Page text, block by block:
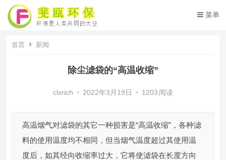
菜单
首页 新闻
除尘滤袋的“高温收缩”
clsrich • 2022年3月19日 • 1203 阅读
高温烟气对滤袋的其它一种损害是“高温收缩”，各种滤
料的使用温度均不相同，但当烟气温度超过其使用温
度后，如其经向收缩率过大，它将使滤袋在长度方向